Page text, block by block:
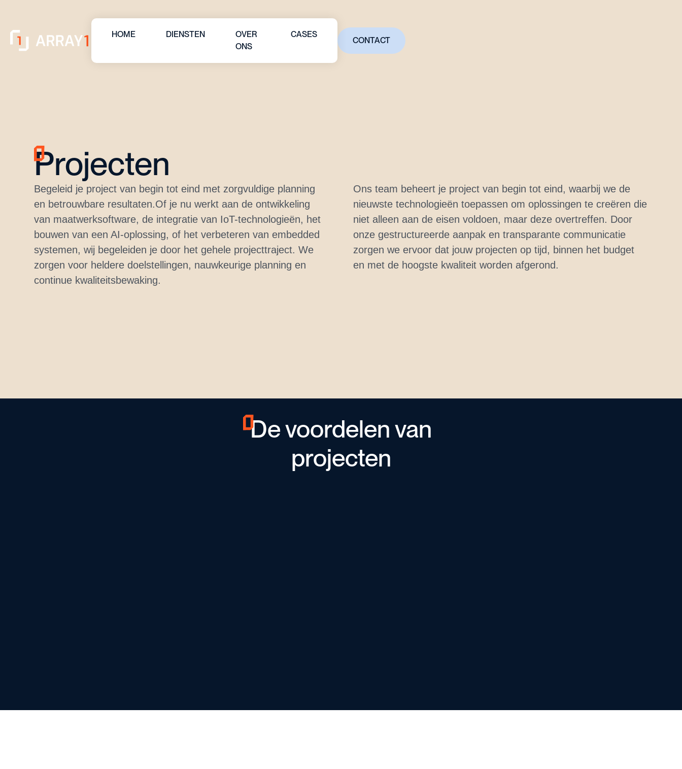
HOME DIENSTEN
OVER
ONS
CASES
CONTACT
Projecten
Begeleid je project van begin tot eind met zorgvuldige planning
en betrouwbare resultaten.Of je nu werkt aan de ontwikkeling
van maatwerksoftware, de integratie van IoT-technologieën, het
bouwen van een AI-oplossing, of het verbeteren van embedded
systemen, wij begeleiden je door het gehele projecttraject. We
zorgen voor heldere doelstellingen, nauwkeurige planning en
continue kwaliteitsbewaking.
Ons team beheert je project van begin tot eind, waarbij we de
nieuwste technologieën toepassen om oplossingen te creëren die
niet alleen aan de eisen voldoen, maar deze overtreffen. Door
onze gestructureerde aanpak en transparante communicatie
zorgen we ervoor dat jouw projecten op tijd, binnen het budget
en met de hoogste kwaliteit worden afgerond.
De voordelen van
projecten